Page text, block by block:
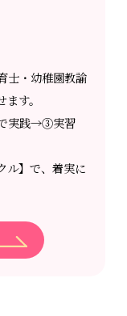
士・幼稚園教諭
す。
実践→③実習
】で、着実に